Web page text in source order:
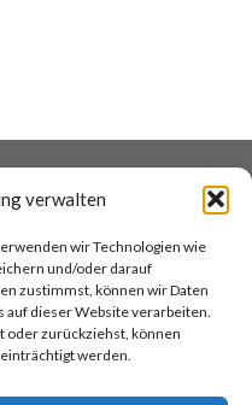
verwalten
wir Technologien wie
und/oder darauf
zustimmst, können wir Daten
auf dieser Website verarbeiten.
oder zurückziehst, können
werden.
COOKIES
COCINA ARGENTINA